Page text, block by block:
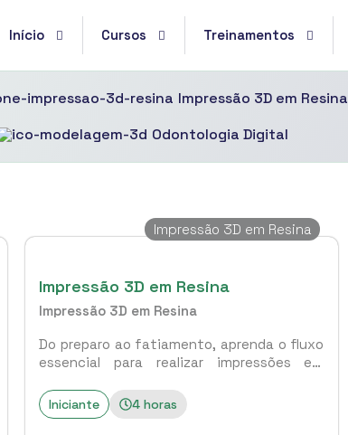
Início Cursos Treinamentos
Impressão 3D em Resina
Odontologia Digital
Impressão 3D em Resina
Impressão 3D em Resina
Impressão 3D em Resina
Do preparo ao fatiamento, aprenda o fluxo
essencial para realizar impressões em
Iniciante 4 horas